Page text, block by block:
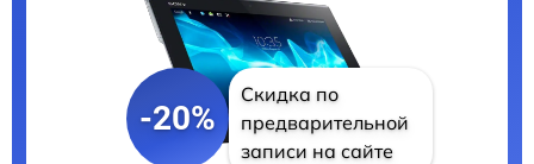
-20%
Скидка по
предварительной
записи на сайте